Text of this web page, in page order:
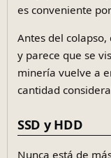
es conveniente
Antes del
y parece que se
minería vuelve a
cantidad
SSD y HDD
Nunca está de